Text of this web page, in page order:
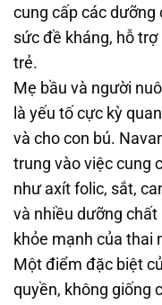
cung cấp các
sức đề kháng, hỗ
trẻ.
Mẹ bầu và người
là yếu tố cực kỳ
và cho con bú.
trung vào việc cung
như axít folic, sắt,
và nhiều dưỡng
khỏe mạnh của thai
Một điểm đặc biệt
quyền, không giống